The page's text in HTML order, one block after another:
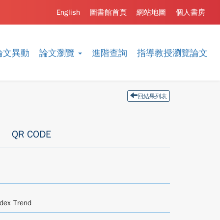
文異動 論文瀏覽 進階查詢 指導教授瀏覽論文
個人書房
網站地圖
圖書館首頁
English
回結果列表
QR CODE
Trend